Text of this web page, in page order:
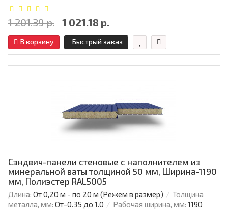
1 201.39 р. 1 021.18 р.
В корзину Быстрый заказ
Сэндвич-панели стеновые с наполнителем из
минеральной ваты толщиной 50 мм, Ширина-1190
мм, Полиэстер RAL5005
Длина: От 0,20 м - по 20 м (Режем в размер)
Толщина
металла, мм: От-0.35 до 1.0 Рабочая ширина, мм: 1190